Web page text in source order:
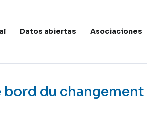
Datos abiertas Asociaciones
bord du